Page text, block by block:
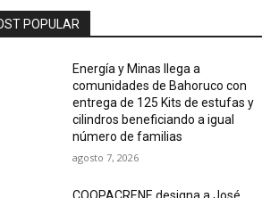
POPULAR
Energía y Minas llega a
comunidades de Bahoruco con
entrega de 125 Kits de estufas y
cilindros beneficiando a igual
número de familias
agosto 7, 2026